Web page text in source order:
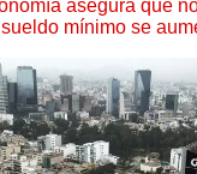
asegura que
mínimo se